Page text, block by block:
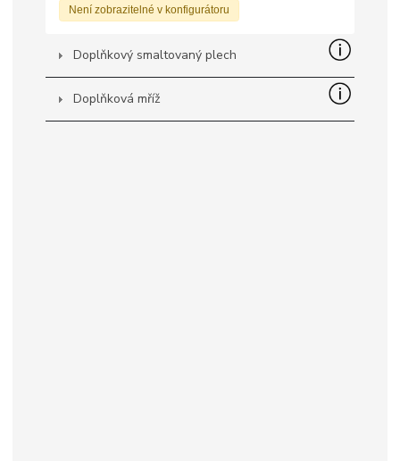
Není zobrazitelné v konfigurátoru
Doplňkový smaltovaný plech
Doplňková mříž